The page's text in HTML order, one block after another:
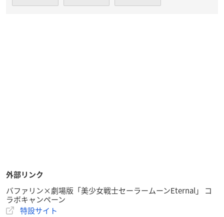
外部リンク
バファリン×劇場版「美少女戦士セーラームーンEternal」 コ
ラボキャンペーン
特設サイト